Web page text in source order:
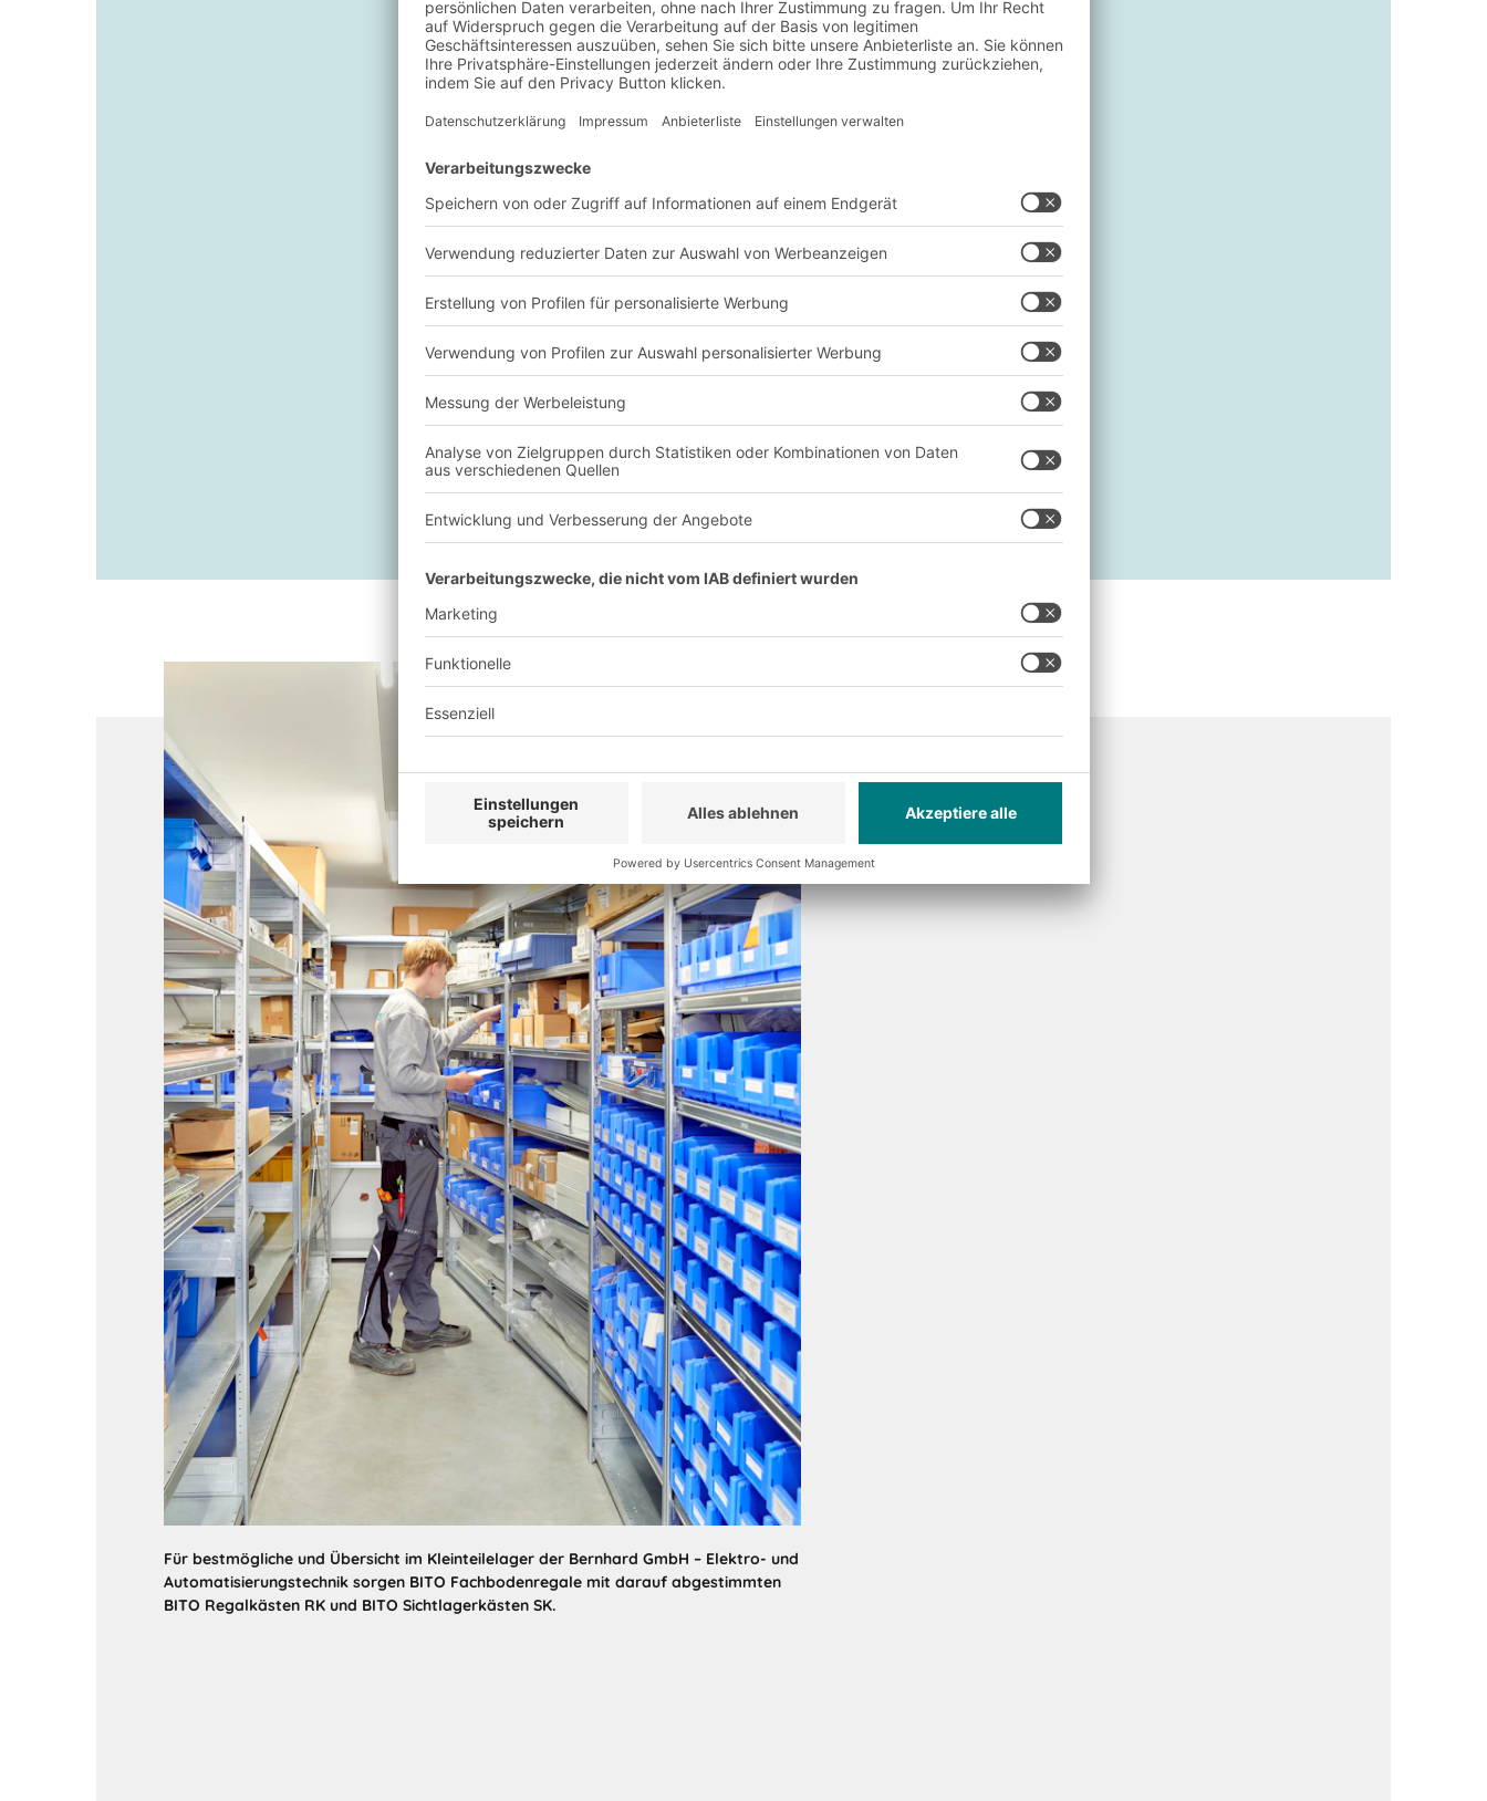
Für bestmögliche und Übersicht im Kleinteilelager der Bernhard GmbH – Elektro- und
Automatisierungstechnik sorgen BITO Fachbodenregale mit darauf abgestimmten
BITO Regalkästen RK und BITO Sichtlagerkästen SK.